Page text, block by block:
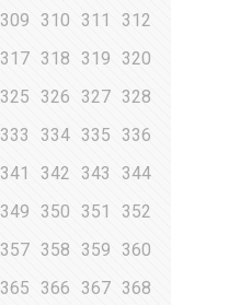
309 310 311
312
317 318 319
320
325 326 327 328
333 334 335
336
341 342 343
344
349 350 351
352
357 358 359 360
365 366 367 368